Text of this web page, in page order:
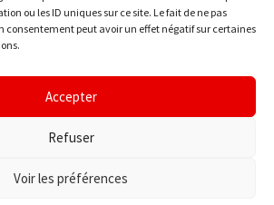
ou les ID uniques sur ce site. Le fait de ne pas
consentement peut avoir un effet négatif sur certaines
Accepter
Refuser
Voir les préférences
Politique de confidentialité